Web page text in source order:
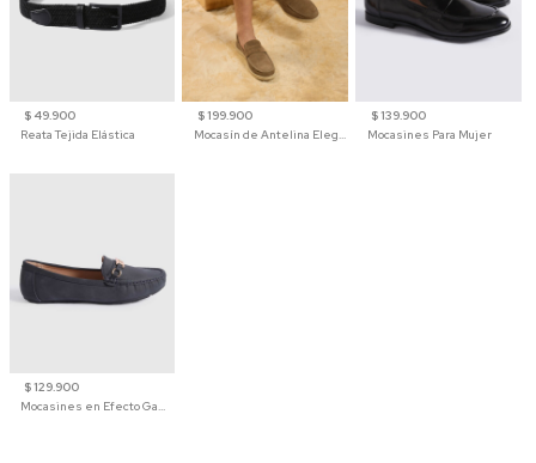
$ 49.900
Reata Tejida Elástica
$ 199.900
Mocasín de Antelina Elegante con Suela de Contraste Para Hombre
$ 139.900
Mocasines Para Mujer
$ 129.900
Mocasines en Efecto Gamuzado Para Mujer